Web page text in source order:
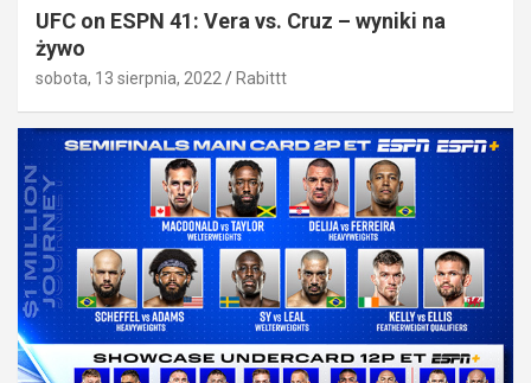
UFC on ESPN 41: Vera vs. Cruz – wyniki na
żywo
sobota, 13 sierpnia, 2022 Rabittt